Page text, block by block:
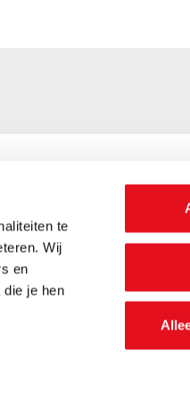
te
Wij
en
je hen
Wij zijn